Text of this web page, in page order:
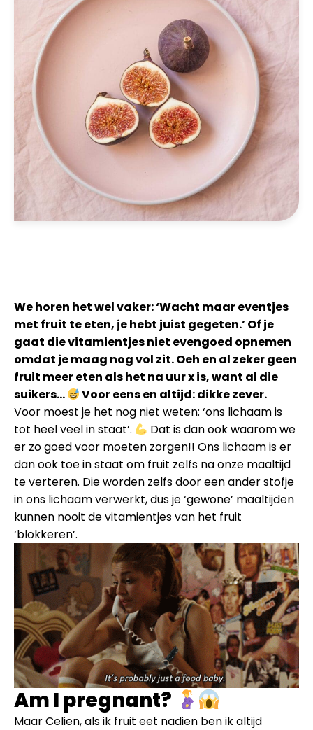
We horen het wel vaker: ‘Wacht maar eventjes
met fruit te eten, je hebt juist gegeten.’ Of je
gaat die vitamientjes niet evengoed opnemen
omdat je maag nog vol zit. Oeh en al zeker geen
fruit meer eten als het na uur x is, want al die
suikers…
Voor eens en altijd: dikke zever.
Voor moest je het nog niet weten: ‘ons lichaam is
tot heel veel in staat’.
Dat is dan ook waarom we
er zo goed voor moeten zorgen!! Ons lichaam is er
dan ook toe in staat om fruit zelfs na onze maaltijd
te verteren. Die worden zelfs door een ander stofje
in ons lichaam verwerkt, dus je ‘gewone’ maaltijden
kunnen nooit de vitamientjes van het fruit
‘blokkeren’.
Am I pregnant?
Maar Celien, als ik fruit eet nadien ben ik altijd